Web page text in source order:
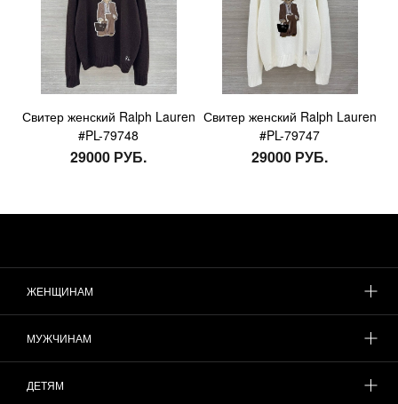
Свитер женский Ralph Lauren
#PL-79748
29000 РУБ.
Свитер женский Ralph Lauren
#PL-79747
29000 РУБ.
ЖЕНЩИНАМ
МУЖЧИНАМ
ДЕТЯМ